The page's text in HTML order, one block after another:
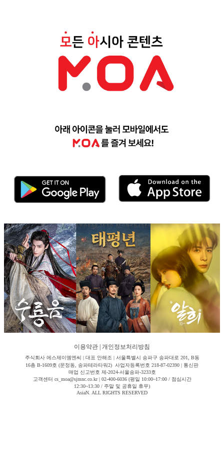
이용약관 개인정보처리방침
주식회사 에스제이엠엔씨 | 대표 안해조 | 서울특별시 송파구 송파대로 201, B동
16층 B-1609호 (문정동, 송파테라타워2) 사업자등록번호 218-87-02390 | 통신판
매업 신고번호 제-2024-서울송파-3233호
고객센터 cs_moa@sjmnc.co.kr | 02-400-6036 (평일 10:00~17:00 / 점심시간
12:30~13:30 / 주말 및 공휴일 휴무)
AsiaN. ALL RIGHTS RESERVED